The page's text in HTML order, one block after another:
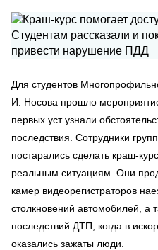
Для студентов
И. Носова прошло
первых уст узнали
последствия. Сотрудники
постарались сделать краш-
реальным ситуациям. Они
камер видеорегистраторов
столкновений автомобилей, а
последствий ДТП, когда в
оказались зажаты люди.